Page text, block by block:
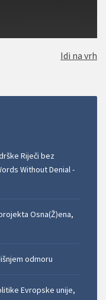
Idi na vrh
Riječi bez
Without Denial -
Osna(Ž)ena,
odmoru
Evropske unije,